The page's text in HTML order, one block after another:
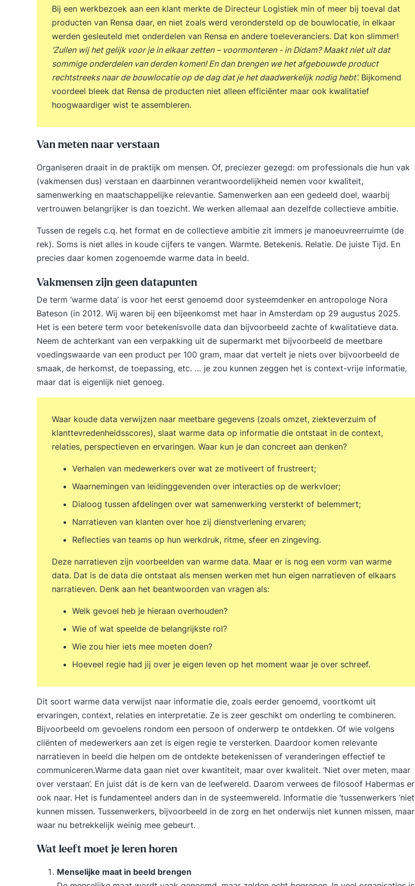
Bij een werkbezoek aan een klant merkte de Directeur Logistiek min of meer bij toeval dat
producten van Rensa daar, en niet zoals werd verondersteld op de bouwlocatie, in elkaar
werden gesleuteld met onderdelen van Rensa en andere toeleveranciers. Dat kon slimmer!
‘Zullen wij het gelijk voor je in elkaar zetten – voormonteren - in Didam? Maakt niet uit dat
sommige onderdelen van derden komen! En dan brengen we het afgebouwde product
rechtstreeks naar de bouwlocatie op de dag dat je het daadwerkelijk nodig hebt’.Bijkomend
voordeel bleek dat Rensa de producten niet alleen efficiënter maar ook kwalitatief
hoogwaardiger wist te assembleren.
Van meten naar verstaan
Organiseren draait in de praktijk om mensen. Of, preciezer gezegd: om professionals die hun vak
(vakmensen dus) verstaan en daarbinnen verantwoordelijkheid nemen voor kwaliteit,
samenwerking en maatschappelijke relevantie. Samenwerken aan een gedeeld doel, waarbij
vertrouwen belangrijker is dan toezicht. We werken allemaal aan dezelfde collectieve ambitie.
Tussen de regels c.q. het format en de collectieve ambitie zit immers je manoeuvreerruimte (de
rek). Soms is niet alles in koude cijfers te vangen. Warmte. Betekenis. Relatie. De juiste Tijd. En
precies daar komen zogenoemde warme data in beeld.
Vakmensen zijn geen datapunten
De term ‘warme data’ is voor het eerst genoemd door systeemdenker en antropologe Nora
Bateson (in 2012. Wij waren bij een bijeenkomst met haar in Amsterdam op 29 augustus 2025.
Het is een betere term voor betekenisvolle data dan bijvoorbeeld zachte of kwalitatieve data.
Neem de achterkant van een verpakking uit de supermarkt met bijvoorbeeld de meetbare
voedingswaarde van een product per 100 gram, maar dat vertelt je niets over bijvoorbeeld de
smaak, de herkomst, de toepassing, etc. … je zou kunnen zeggen het is context-vrije informatie,
maar dat is eigenlijk niet genoeg.
Waar koude data verwijzen naar meetbare gegevens (zoals omzet, ziekteverzuim of
klanttevredenheidsscores), slaat warme data op informatie die ontstaat in de context,
relaties, perspectieven en ervaringen. Waar kun je dan concreet aan denken?
Verhalen van medewerkers over wat ze motiveert of frustreert;
Waarnemingen van leidinggevenden over interacties op de werkvloer;
Dialoog tussen afdelingen over wat samenwerking versterkt of belemmert;
Narratieven van klanten over hoe zij dienstverlening ervaren;
Reflecties van teams op hun werkdruk, ritme, sfeer en zingeving.
Deze narratieven zijn voorbeelden van warme data. Maar er is nog een vorm van warme
data. Dat is de data die ontstaat als mensen werken met hun eigen narratieven of elkaars
narratieven. Denk aan het beantwoorden van vragen als:
Welk gevoel heb je hieraan overhouden?
Wie of wat speelde de belangrijkste rol?
Wie zou hier iets mee moeten doen?
Hoeveel regie had jij over je eigen leven op het moment waar je over schreef.
Dit soort warme data verwijst naar informatie die, zoals eerder genoemd, voortkomt uit
ervaringen, context, relaties en interpretatie. Ze is zeer geschikt om onderling te combineren.
Bijvoorbeeld om gevoelens rondom een persoon of onderwerp te ontdekken. Of wie volgens
cliënten of medewerkers aan zet is eigen regie te versterken. Daardoor komen relevante
narratieven in beeld die helpen om de ontdekte betekenissen of veranderingen effectief te
communiceren.Warme data gaan niet over kwantiteit, maar over kwaliteit. ‘Niet over meten, maar
over verstaan’. En juist dát is de kern van de leefwereld. Daarom verwees de filosoof Habermas er
ook naar. Het is fundamenteel anders dan in de systeemwereld. Informatie die ‘tussenwerkers ‘niet
kunnen missen. Tussenwerkers, bijvoorbeeld in de zorg en het onderwijs niet kunnen missen, maar
waar nu betrekkelijk weinig mee gebeurt.
Wat leeft moet je leren horen
Menselijke maat in beeld brengen